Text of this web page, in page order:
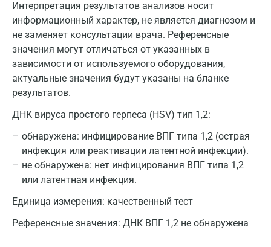
Интерпретация результатов анализов носит
информационный характер, не является диагнозом и
не заменяет консультации врача. Референсные
значения могут отличаться от указанных в
зависимости от используемого оборудования,
актуальные значения будут указаны на бланке
результатов.
ДНК вируса простого герпеса (HSV) тип 1,2:
обнаружена: инфицирование ВПГ типа 1,2 (острая
инфекция или реактивации латентной инфекции).
не обнаружена: нет инфицирования ВПГ типа 1,2
или латентная инфекция.
Единица измерения: качественный тест
Референсные значения: ДНК ВПГ 1,2 не обнаружена
Санкт-Петербург
Нижний Новгород
Казань
Альметьевск
Астрахань
Балашиха
Брянск